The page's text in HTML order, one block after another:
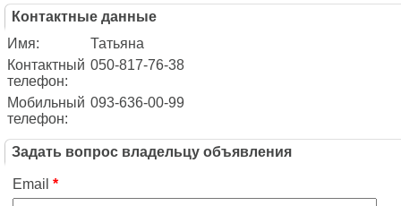
Контактные данные
Имя:
Татьяна
Контактный
телефон:
050-817-76-38
Мобильный
телефон:
093-636-00-99
Задать вопрос владельцу объявления
Email *